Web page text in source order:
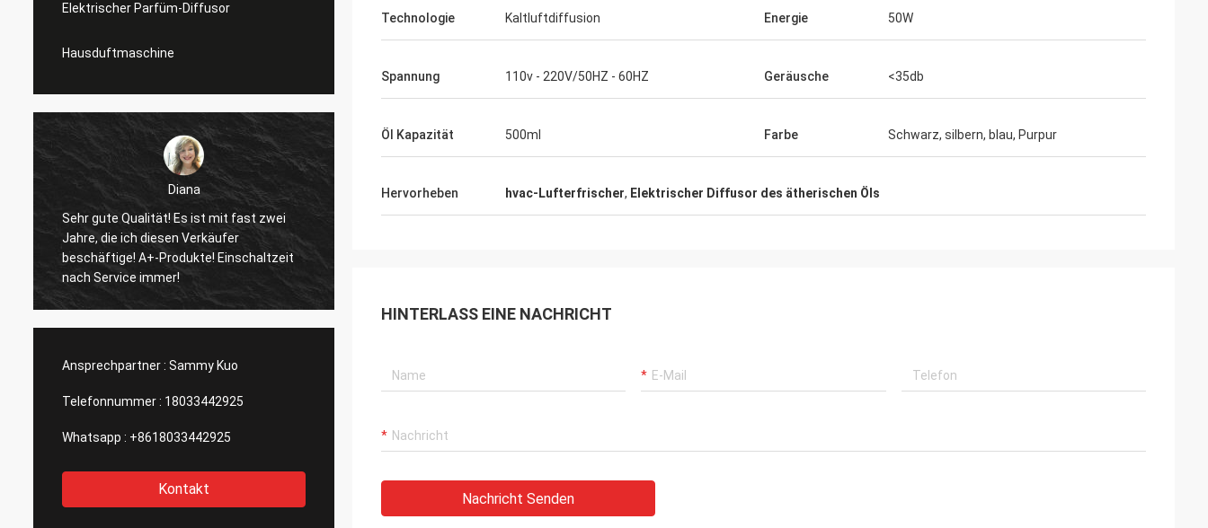
Elektrischer Parfüm-Diffusor
Hausduftmaschine
Diana
Sehr gute Qualität! Es ist mit fast zwei
Jahre, die ich diesen Verkäufer
beschäftige! A+-Produkte! Einschaltzeit
nach Service immer!
Mohamed
gutes Produkt! Genau als beschriebenes
Ansprechpartner : Sammy Kuo
Telefonnummer : 18033442925
Whatsapp : +8618033442925
Kontakt
Technologie Kaltluftdiffusion Energie 50W
Spannung 110v - 220V/50HZ - 60HZ Geräusche <35db
Öl Kapazität 500ml Farbe Schwarz, silbern, blau, Purpur
Hervorheben hvac-Lufterfrischer, Elektrischer Diffusor des ätherischen Öls
HINTERLASS EINE NACHRICHT
Nachricht Senden